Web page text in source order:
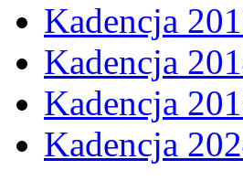
Kadencja
Kadencja
Kadencja
Kadencja